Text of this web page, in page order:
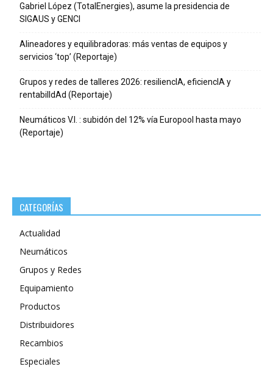
Gabriel López (TotalEnergies), asume la presidencia de
SIGAUS y GENCI
Alineadores y equilibradoras: más ventas de equipos y
servicios ‘top’ (Reportaje)
Grupos y redes de talleres 2026: resiliencIA, eficiencIA y
rentabilIdAd (Reportaje)
Neumáticos V.I. : subidón del 12% vía Europool hasta mayo
(Reportaje)
CATEGORÍAS
Actualidad
Neumáticos
Grupos y Redes
Equipamiento
Productos
Distribuidores
Recambios
Especiales